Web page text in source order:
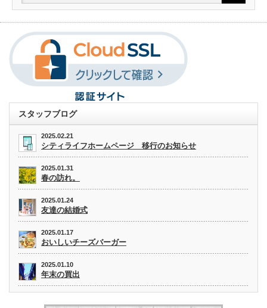
スタッフブログ
2025.02.21
シティライフホームページ 移行のお知らせ
2025.01.31
春の訪れ。
2025.01.24
友達の結婚式
2025.01.17
おいしいチーズバーガー
2025.01.10
年末の買出